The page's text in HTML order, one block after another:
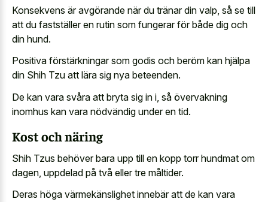
Konsekvens är avgörande när du tränar din valp, så se till
att du fastställer en rutin som fungerar för både dig och
din hund.
Positiva förstärkningar som godis och beröm kan hjälpa
din Shih Tzu att lära sig nya beteenden.
De kan vara svåra att bryta sig in i, så övervakning
inomhus kan vara nödvändig under en tid.
Kost och näring
Shih Tzus behöver bara upp till en kopp torr hundmat om
dagen, uppdelad på två eller tre måltider.
Deras höga värmekänslighet innebär att de kan vara